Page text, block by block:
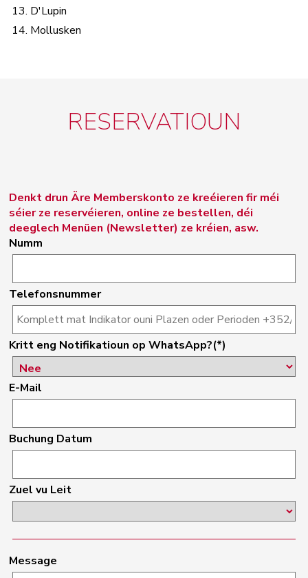
13. D'Lupin
14. Mollusken
RESERVATIOUN
Denkt drun Äre Memberskonto ze kreéieren fir méi
séier ze reservéieren, online ze bestellen, déi
deeglech Menüen (Newsletter) ze kréien, asw.
Numm
Telefonsnummer
Kritt eng Notifikatioun op WhatsApp?(*)
E-Mail
Buchung Datum
Zuel vu Leit
Message